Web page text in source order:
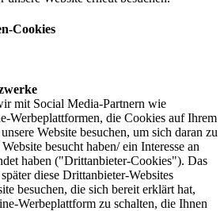
Cookies
mit Social Media-Partnern wie
Werbeplattformen, die Cookies auf Ihrem
Website besuchen, um sich daran zu
besucht haben/ ein Interesse an
haben ("Drittanbieter-Cookies"). Das
diese Drittanbieter-Websites
besuchen, die sich bereit erklärt hat,
Werbeplattform zu schalten, die Ihnen